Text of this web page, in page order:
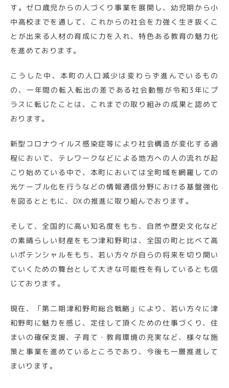
す。ゼロ歳児からの人づくり事業を展開し、幼児期から小
中高校までを通して、これからの社会を力強く生き抜くこ
とが出来る人材の育成に力を入れ、特色ある教育の魅力化
を進めております。
こうした中、本町の人口減少は変わらず進んでいるもの
の、一年間の転入転出の差である社会動態が令和3年にプ
ラスに転じたことは、これまでの取り組みの成果と認めて
おります。
新型コロナウイルス感染症等により社会構造が変化する過
程において、テレワークなどによる地方への人の流れが起
こり始めている中で、本町においては全町域を網羅しての
光ケーブル化を行うなどの情報通信分野における基盤強化
を図るとともに、DXの推進に取り組んでおります。
そして、全国的に高い知名度をもち、自然や歴史文化など
の素晴らしい財産をもつ津和野町は、全国の町と比べて高
いポテンシャルをもち、若い方々が自らの将来を切り開い
ていくための舞台として大きな可能性を有しているとも信
じております。
現在、「第二期津和野町総合戦略」により、若い方々に津
和野町に魅力を感じ、定住して頂くための仕事づくり、住
まいの確保支援、子育て・教育環境の充実など、様々な施
策と事業を進めているところであり、今後も一層推進して
まいります。